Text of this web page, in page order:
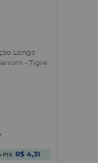
Longa
- Tigre
PIX R$ 4,31